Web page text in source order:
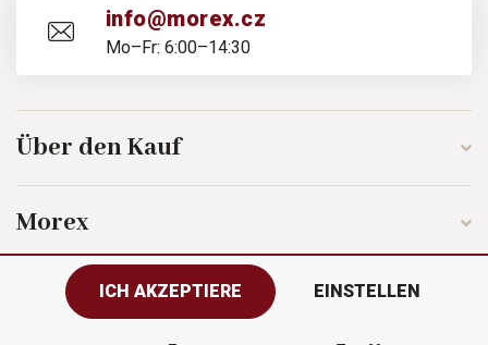
info@morex.cz
Mo–Fr: 6:00–14:30
Über den Kauf
Morex
Folgen Sie uns
ICH AKZEPTIERE EINSTELLEN